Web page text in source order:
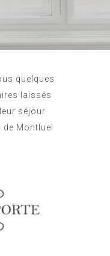
quelques
laissés
séjour
Montluel